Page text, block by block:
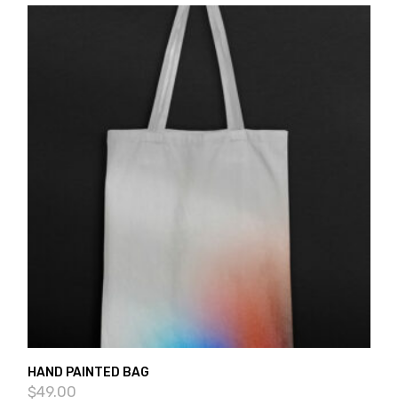
HAND PAINTED BAG
$49.00